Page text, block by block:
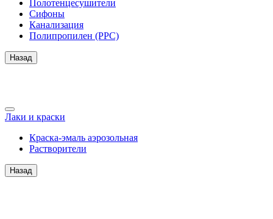
Полотенцесушители
Сифоны
Канализация
Полипропилен (PPC)
Назад
Лаки и краски
Краска-эмаль аэрозольная
Растворители
Назад